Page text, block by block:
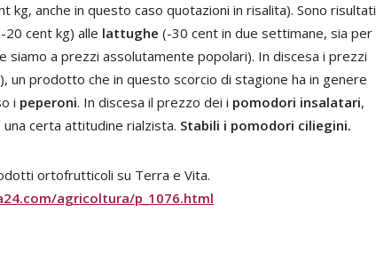
kg, anche in questo caso quotazioni in risalita). Sono risultati
20 cent kg) alle lattughe (-30 cent in due settimane, sia per
siamo a prezzi assolutamente popolari). In discesa i prezzi
un prodotto che in questo scorcio di stagione ha in genere
i peperoni. In discesa il prezzo dei i pomodori insalatari,
certa attitudine rialzista. Stabili i pomodori ciliegini.
ortofrutticoli su Terra e Vita.
agricoltura/p_1076.html